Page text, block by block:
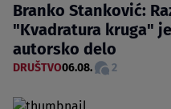
Branko Stanković:
"Kvadratura kruga"
autorsko delo
DRUŠTVO06.08. 2